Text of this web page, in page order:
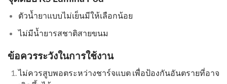
ตัวน้ำยาแบบไม่เย็นมีให้เลือกน้อย
ไม่มีน้ำยารสชาติสายขนม
ข้อควรระวังในการใช้งาน
ไม่ควรสูบพอตระหว่างชาร์จแบต เพื่อป้องกันอันตรายที่อาจ